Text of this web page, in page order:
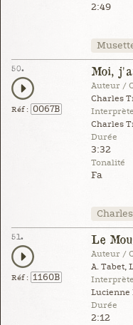
2:49
50.
Réf : 0067B
Moi,
Auteur /
Charles
Charles
Durée
3:32
Tonalité
Fa
51.
Réf : 1160B
Le
Auteur /
A. Tabet,
Lucienne
Durée
2:12